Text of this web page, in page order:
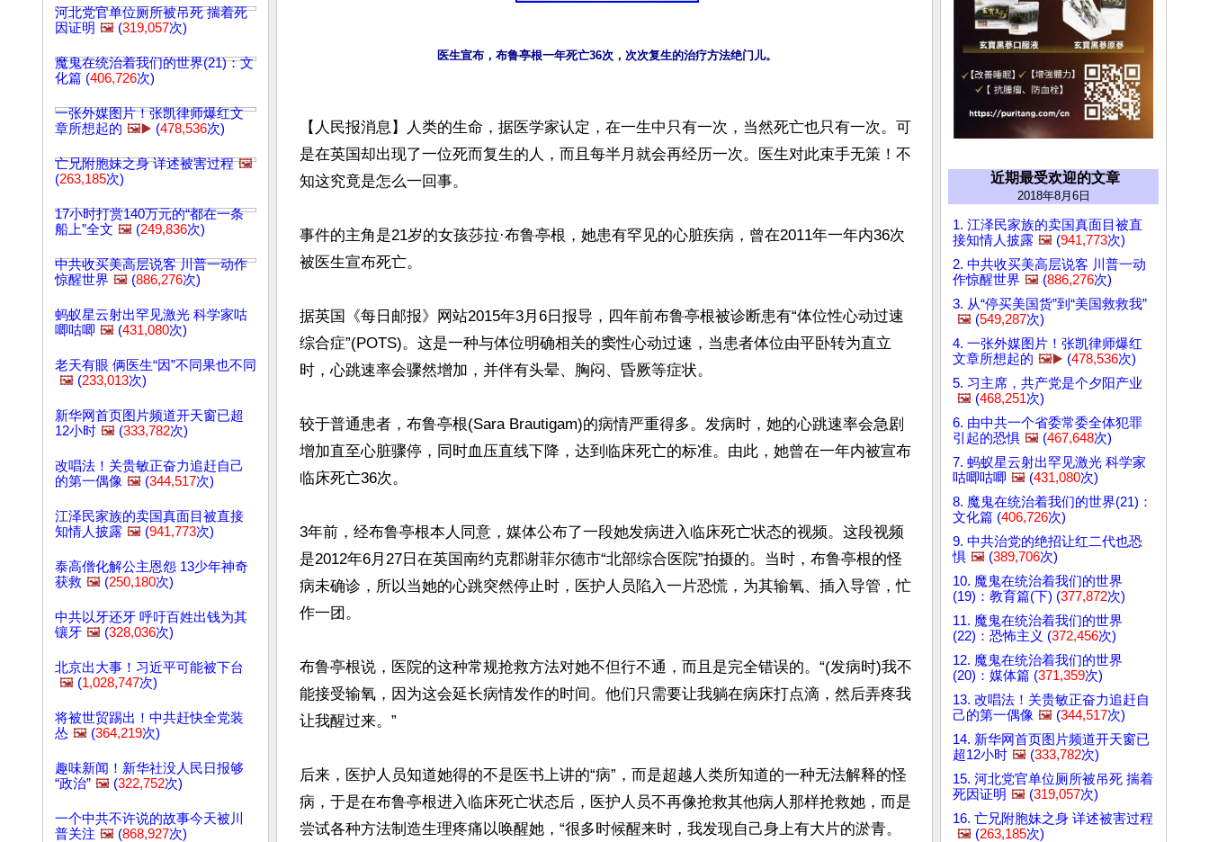
河北党官单位厕所被吊死 揣着死
因证明 🖼️ (319,057次)
魔鬼在统治着我们的世界(21)：文
化篇 (406,726次)
一张外媒图片！张凯律师爆红文
章所想起的 🖼️▶️ (478,536次)
亡兄附胞妹之身 详述被害过程 🖼️
(263,185次)
17小时打赏140万元的“都在一条
船上”全文 🖼️ (249,836次)
中共收买美高层说客 川普一动作
惊醒世界 🖼️ (886,276次)
蚂蚁星云射出罕见激光 科学家咕
唧咕唧 🖼️ (431,080次)
老天有眼 俩医生“因”不同果也不同
🖼️ (233,013次)
新华网首页图片频道开天窗已超
12小时 🖼️ (333,782次)
改唱法！关贵敏正奋力追赶自己
的第一偶像 🖼️ (344,517次)
江泽民家族的卖国真面目被直接
知情人披露 🖼️ (941,773次)
泰高僧化解公主恩怨 13少年神奇
获救 🖼️ (250,180次)
中共以牙还牙 呼吁百姓出钱为其
镶牙 🖼️ (328,036次)
北京出大事！习近平可能被下台
🖼️ (1,028,747次)
将被世贸踢出！中共赶快全党装
怂 🖼️ (364,219次)
趣味新闻！新华社没人民日报够
“政治” 🖼️ (322,752次)
一个中共不许说的故事今天被川
普关注 🖼️ (868,927次)
医生宣布，布鲁亭根一年死亡36次，次次复生的治疗方法绝门儿。
【人民报消息】人类的生命，据医学家认定，在一生中只有一次，当然死亡也只有一次。可
是在英国却出现了一位死而复生的人，而且每半月就会再经历一次。医生对此束手无策！不
知这究竟是怎么一回事。
事件的主角是21岁的女孩莎拉·布鲁亭根，她患有罕见的心脏疾病，曾在2011年一年内36次
被医生宣布死亡。
据英国《每日邮报》网站2015年3月6日报导，四年前布鲁亭根被诊断患有“体位性心动过速
综合症”(POTS)。这是一种与体位明确相关的窦性心动过速，当患者体位由平卧转为直立
时，心跳速率会骤然增加，并伴有头晕、胸闷、昏厥等症状。
较于普通患者，布鲁亭根(Sara Brautigam)的病情严重得多。发病时，她的心跳速率会急剧
增加直至心脏骤停，同时血压直线下降，达到临床死亡的标准。由此，她曾在一年内被宣布
临床死亡36次。
3年前，经布鲁亭根本人同意，媒体公布了一段她发病进入临床死亡状态的视频。这段视频
是2012年6月27日在英国南约克郡谢菲尔德市“北部综合医院”拍摄的。当时，布鲁亭根的怪
病未确诊，所以当她的心跳突然停止时，医护人员陷入一片恐慌，为其输氧、插入导管，忙
作一团。
布鲁亭根说，医院的这种常规抢救方法对她不但行不通，而且是完全错误的。“(发病时)我不
能接受输氧，因为这会延长病情发作的时间。他们只需要让我躺在病床打点滴，然后弄疼我
让我醒过来。”
后来，医护人员知道她得的不是医书上讲的“病”，而是超越人类所知道的一种无法解释的怪
病，于是在布鲁亭根进入临床死亡状态后，医护人员不再像抢救其他病人那样抢救她，而是
尝试各种方法制造生理疼痛以唤醒她，“很多时候醒来时，我发现自己身上有大片的淤青。
近期最受欢迎的文章
2018年8月6日
1. 江泽民家族的卖国真面目被直
接知情人披露 🖼️ (941,773次)
2. 中共收买美高层说客 川普一动
作惊醒世界 🖼️ (886,276次)
3. 从“停买美国货”到“美国救救我”
🖼️ (549,287次)
4. 一张外媒图片！张凯律师爆红
文章所想起的 🖼️▶️ (478,536次)
5. 习主席，共产党是个夕阳产业
🖼️ (468,251次)
6. 由中共一个省委常委全体犯罪
引起的恐惧 🖼️ (467,648次)
7. 蚂蚁星云射出罕见激光 科学家
咕唧咕唧 🖼️ (431,080次)
8. 魔鬼在统治着我们的世界(21)：
文化篇 (406,726次)
9. 中共治党的绝招让红二代也恐
惧 🖼️ (389,706次)
10. 魔鬼在统治着我们的世界
(19)：教育篇(下) (377,872次)
11. 魔鬼在统治着我们的世界
(22)：恐怖主义 (372,456次)
12. 魔鬼在统治着我们的世界
(20)：媒体篇 (371,359次)
13. 改唱法！关贵敏正奋力追赶自
己的第一偶像 🖼️ (344,517次)
14. 新华网首页图片频道开天窗已
超12小时 🖼️ (333,782次)
15. 河北党官单位厕所被吊死 揣着
死因证明 🖼️ (319,057次)
16. 亡兄附胞妹之身 详述被害过程
🖼️ (263,185次)